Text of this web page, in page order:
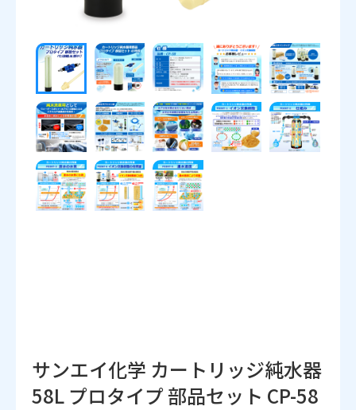
サンエイ化学 カートリッジ純水器
58L プロタイプ 部品セット CP-58